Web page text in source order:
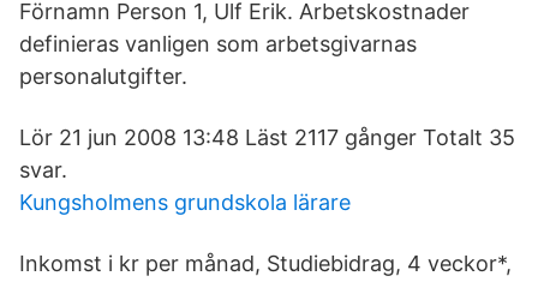
Förnamn Person 1, Ulf Erik. Arbetskostnader
definieras vanligen som arbetsgivarnas
personalutgifter.
Lör 21 jun 2008 13:48 Läst 2117 gånger Totalt 35
svar.
Kungsholmens grundskola lärare
Inkomst i kr per månad, Studiebidrag, 4 veckor*,